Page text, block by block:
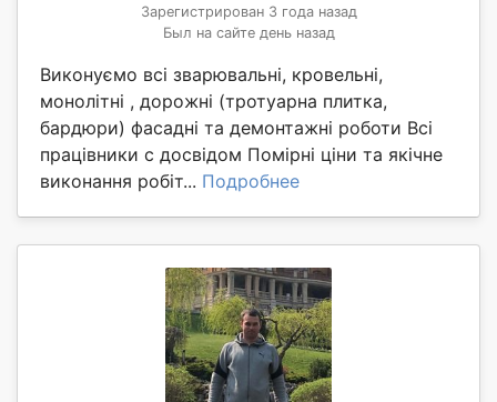
Зарегистрирован 3 года назад
Был на сайте день назад
Виконуємо всі зварювальні, кровельні,
монолітні , дорожні (тротуарна плитка,
бардюри) фасадні та демонтажні роботи Всі
працівники с досвідом Помірні ціни та якічне
виконання робіт... Подробнее